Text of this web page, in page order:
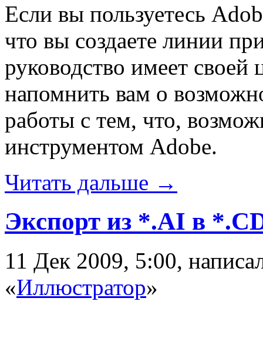
Если вы пользуетесь
что вы создаете линии
руководство имеет своей
напомнить вам о
работы с тем, что,
инструментом Adobe.
Читать дальше →
Экспорт из *.AI в
11 Дек 2009, 5:00,
«Иллюстратор»